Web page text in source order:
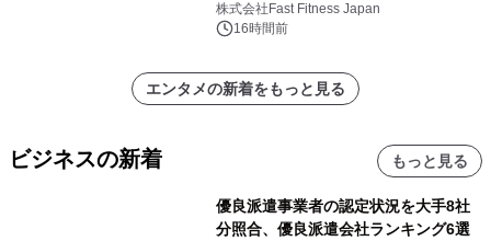
中無休のフィットネスジム＞
株式会社Fast Fitness Japan
16時間前
エンタメの新着をもっと見る
ビジネスの新着 もっと見る
優良派遣事業者の認定状況を大手8社
分照合、優良派遣会社ランキング6選